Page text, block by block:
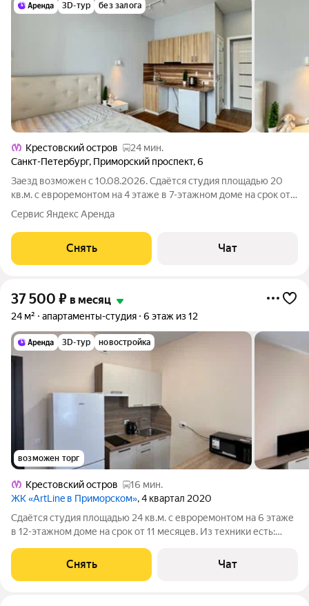
3D-тур без залога
Крестовский остров
24 мин.
Санкт-Петербург, Приморский проспект,6
Заезд возможен с 10.08.2026. Сдаётся студия площадью 20
кв.м. с евроремонтом на 4 этаже в 7-этажном доме на срок от
11 месяцев. Из техники есть: Телевизор Стиральная машина
Холодильник Бойлер Дом - кирпичный, окна выходят на улицу.
Во дворе есть
Сервис Яндекс Аренда
Снять Чат
37 500 ₽ в месяц
24 м² апартаменты-студия 6 этаж из 12
3D-тур новостройка
возможен торг
Крестовский остров
16 мин.
ЖК «ArtLine в Приморском», 4 квартал 2020
Сдаётся студия площадью 24 кв.м. с евроремонтом на 6 этаже
в 12-этажном доме на срок от 11 месяцев. Из техники есть:
Пылесос Дом - монолитный, окна выходят во двор. В подъезде
3 лифта - 1
Снять Чат